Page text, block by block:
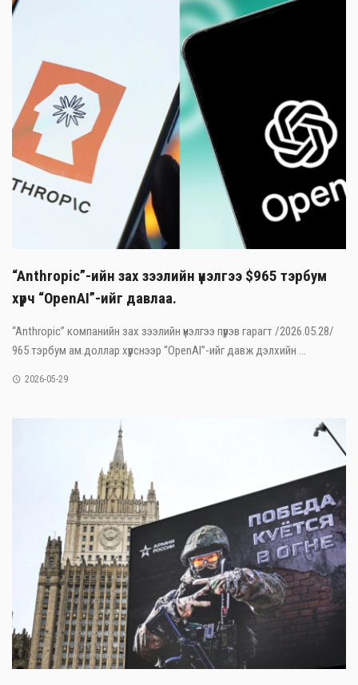
“Anthropic”-ийн зах зээлийн үнэлгээ $965 тэрбум
хүрч “OpenAI”-ийг давлаа.
“Anthropic” компанийн зах зээлийн үнэлгээ пүрэв гарагт /2026.05.28/
965 тэрбум ам.доллар хүрснээр “OpenAI”-ийг давж дэлхийн ...
2026-05-29